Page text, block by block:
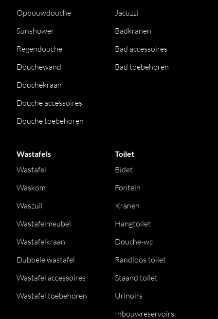
Opbouwdouche
Sunshower
Regendouche
Douchewand
Douchekraan
Douche accessoires
Douche toebehoren
Jacuzzi
Badkranen
Bad accessoires
Bad toebehoren
Wastafels
Wastafel
Waskom
Waszuil
Wastafelmeubel
Wastafelkraan
Dubbele wastafel
Wastafel accessoires
Wastafel toebehoren
Toilet
Bidet
Fontein
Kranen
Hangtoilet
Douche-wc
Randloos toilet
Staand toilet
Urinoirs
Inbouwreservoirs